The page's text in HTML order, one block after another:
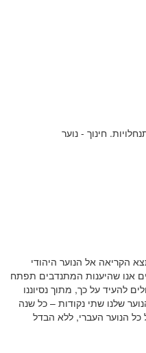
חינוך - נוער
הקריאה אל הנוער היהודי
אנו שהיענות המתנדבים תפתח
להעיד על כך, מתוך נסיוננו
שלנו שתי נקודות – כל שנה
כל הנוער העברי, ללא הבדל